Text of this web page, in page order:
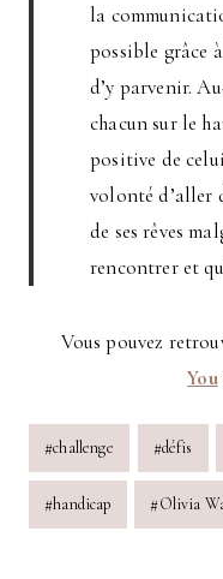
la
possible grâce
d’y parvenir.
chacun sur le
positive de
volonté d’aller
de ses rêves
rencontrer et
Vous pouvez
You
Post
Tags:
#challenge #défis
#handicap #Olivia